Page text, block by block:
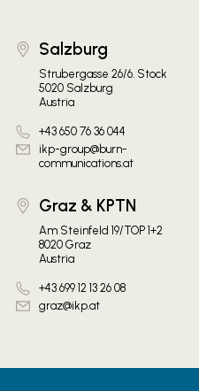
Salzburg
Strubergasse 26/6. Stock
5020 Salzburg
Austria
+43 650 76 36 044
ikp-group@burn-
communications.at
Graz & KPTN
Am Steinfeld 19/TOP 1+2
8020 Graz
Austria
+43 699 12 13 26 08
graz@ikp.at